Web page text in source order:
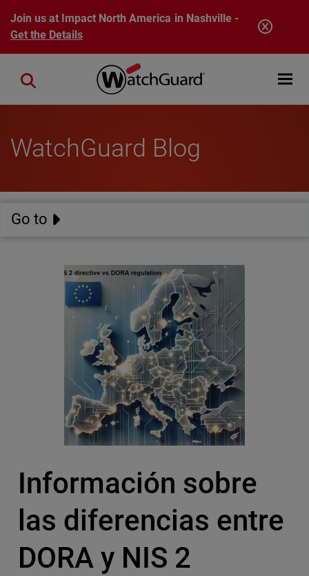
Skip to main content
Join us at Impact North America in Nashville -
Get the Details
Open
Close search
WatchGuard Blog
Go to
Información sobre
las diferencias entre
DORA y NIS 2